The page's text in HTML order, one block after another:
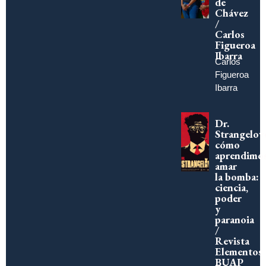
Chávez
/
Carlos
Figueroa
Ibarra
Carlos
Figueroa
Ibarra
Dr.
cómo
amar
la bomba:
ciencia,
poder
y
paranoia
/
Revista
Elementos
BUAP